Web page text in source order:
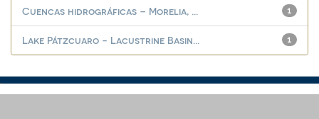
1
Cuencas hidrográficas – Morelia, ...
1
Lake Pátzcuaro - Lacustrine Basin...